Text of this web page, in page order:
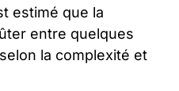
estimé que la
entre quelques
la complexité et